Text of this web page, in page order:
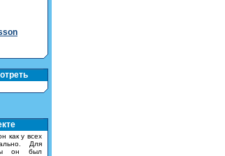
как у всех
Для
он был